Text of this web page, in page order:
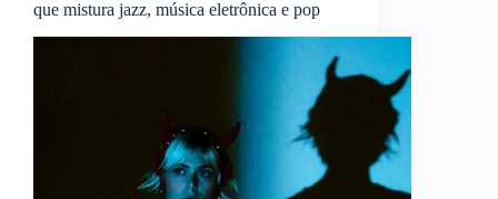
que mistura jazz, música eletrônica e pop